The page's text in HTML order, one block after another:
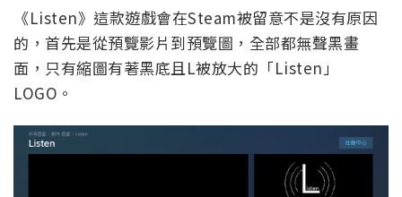
《Listen》這款遊戲會在Steam被留意不是沒有原因
的，首先是從預覽影片到預覽圖，全部都無聲黑畫
面，只有縮圖有著黑底且L被放大的「Listen」
LOGO。